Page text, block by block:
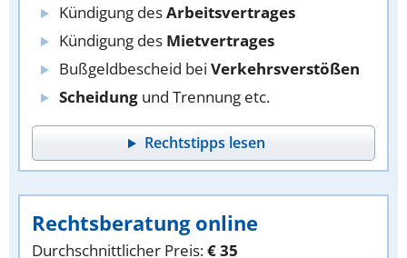
Kündigung desArbeitsvertrages
Kündigung des Mietvertrages
Bußgeldbescheid bei Verkehrsverstößen
Scheidung und Trennung etc.
Rechtstipps lesen
Rechtsberatung online
Durchschnittlicher Preis:€ 35